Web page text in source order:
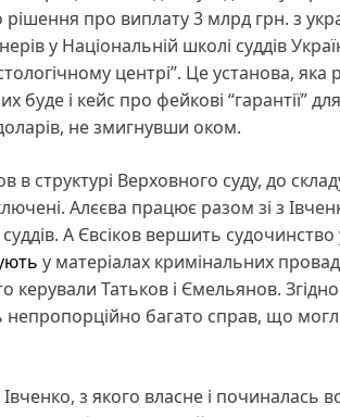
рішення про виплату 3 млрд грн. з
у Національній школі суддів
центрі”. Це установа, яка
буде і кейс про фейкові “гарантії”
не змигнувши оком.
в структурі Верховного суду, до
Алєєва працює разом зі з
А Євсіков вершить судочинство
у матеріалах кримінальних
керували Татьков і Ємельянов.
непропорційно багато справ, що
з якого власне і починалась